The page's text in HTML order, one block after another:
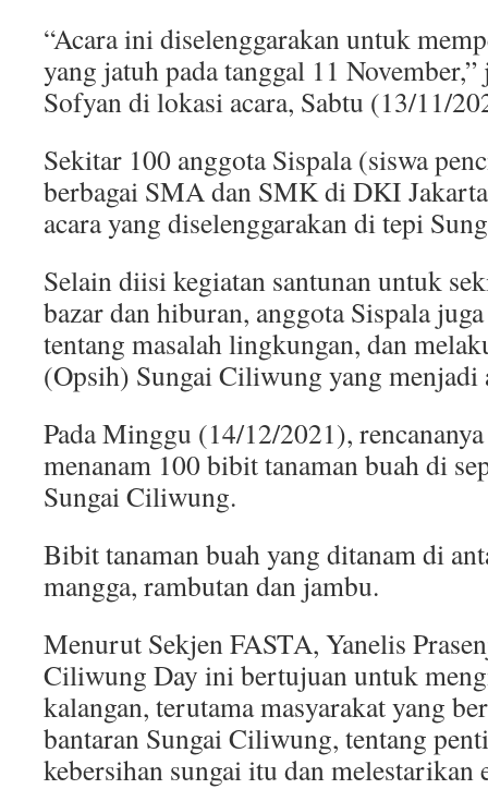
“Acara ini diselenggarakan untuk
yang jatuh pada tanggal 11
Sofyan di lokasi acara, Sabtu (13/11/
Sekitar 100 anggota Sispala (siswa
berbagai SMA dan SMK di DKI
acara yang diselenggarakan di tepi
Selain diisi kegiatan santunan untuk
bazar dan hiburan, anggota Sispala
tentang masalah lingkungan, dan
(Opsih) Sungai Ciliwung yang menjadi
Pada Minggu (14/12/2021),
menanam 100 bibit tanaman buah di
Sungai Ciliwung.
Bibit tanaman buah yang ditanam di
mangga, rambutan dan jambu.
Menurut Sekjen FASTA, Yanelis
Ciliwung Day ini bertujuan untuk
kalangan, terutama masyarakat yang
bantaran Sungai Ciliwung, tentang
kebersihan sungai itu dan melestarikan